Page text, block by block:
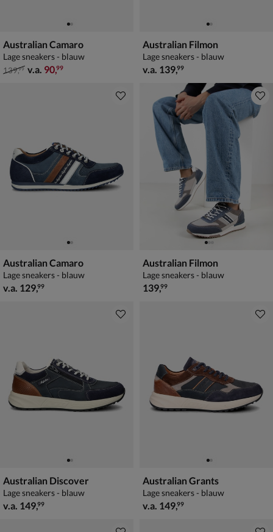
Australian Camaro
Lage sneakers - blauw
van € 139,99 vanaf € 90,99
139,99 v.a. 90,99
Australian Filmon
Lage sneakers - blauw
vanaf € 139,99
v.a. 139,99
Australian Camaro
Lage sneakers - blauw
vanaf € 129,99
v.a. 129,99
Australian Filmon
Lage sneakers - blauw
€ 139,99
139,99
Australian Discover
Lage sneakers - blauw
vanaf € 149,99
v.a. 149,99
Australian Grants
Lage sneakers - blauw
vanaf € 149,99
v.a. 149,99